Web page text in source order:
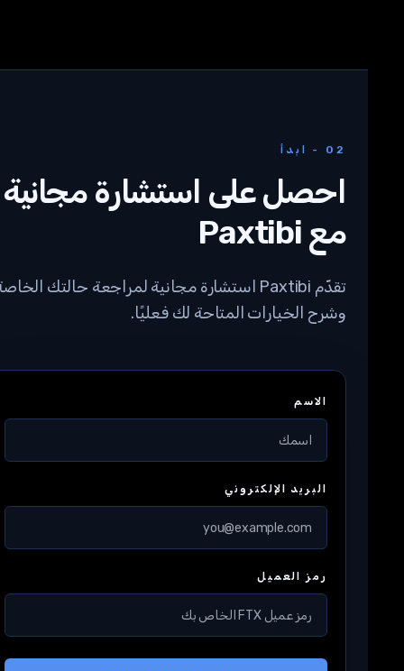
احصل على استشارة مجانية
مع Paxtibi
تقدّم Paxtibi استشارة مجانية لمراجعة حالتك الخاصة
وشرح الخيارات المتاحة لك فعليًا.
البريد الإلكتروني
رمز العميل